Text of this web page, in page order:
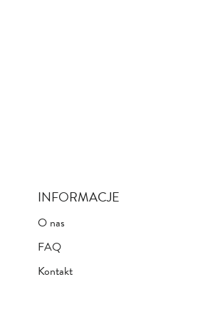
INFORMACJE
O nas
FAQ
Kontakt